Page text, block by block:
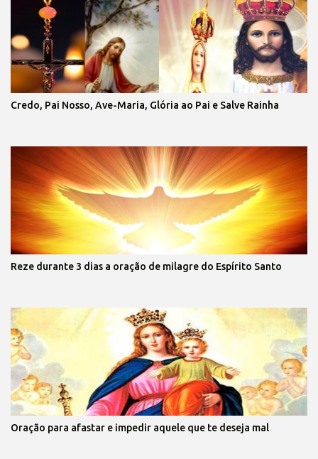
Credo, Pai Nosso, Ave-Maria, Glória ao Pai e Salve Rainha
Reze durante 3 dias a oração de milagre do Espírito Santo
Oração para afastar e impedir aquele que te deseja mal